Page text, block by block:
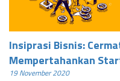
Insiprasi Bisnis:
Mempertahankan
19 November 2020